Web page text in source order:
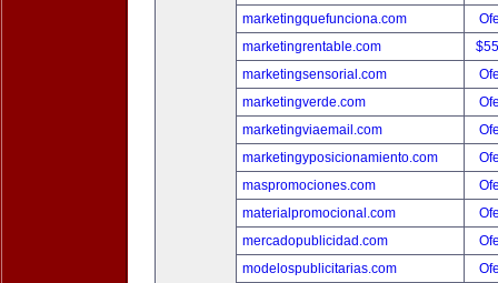
marketingquefunciona.com
marketingrentable.com
marketingsensorial.com
marketingverde.com
marketingviaemail.com
marketingyposicionamiento.com
maspromociones.com
materialpromocional.com
mercadopublicidad.com
modelospublicitarias.com